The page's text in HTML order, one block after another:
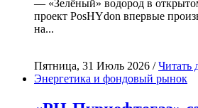
— «Зелёный» водород в
проект PosHYdon впервые
на...
Пятница, 31 Июль 2026 /Читать
Энергетика и фондовый рынок